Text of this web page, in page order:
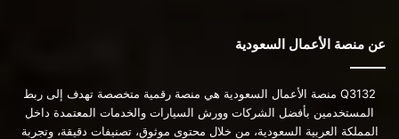
عن منصة الأعمال السعودية
Q3132 منصة الأعمال السعودية هي منصة رقمية متخصصة تهدف إلى ربط
المستخدمين بأفضل الشركات وورش السيارات والخدمات المعتمدة داخل
المملكة العربية السعودية، من خلال محتوى موثوق، تصنيفات دقيقة، وتجربة